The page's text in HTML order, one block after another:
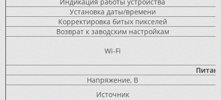
Установка даты/времени
Корректировка битых пикселей
Возврат к заводским настройкам
Wi-Fi
Напряжение, В
Источник